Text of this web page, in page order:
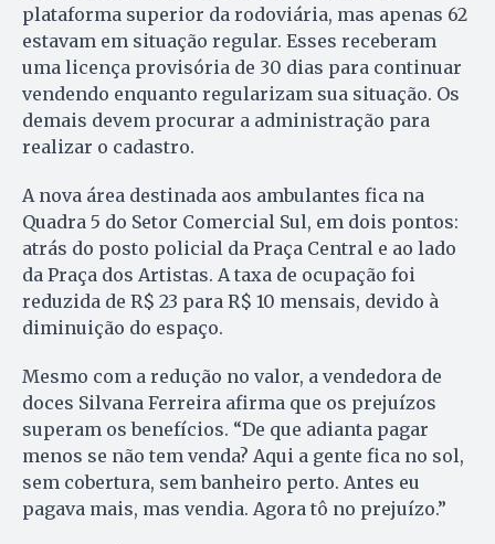
plataforma superior da rodoviária, mas apenas 62
estavam em situação regular. Esses receberam
uma licença provisória de 30 dias para continuar
vendendo enquanto regularizam sua situação. Os
demais devem procurar a administração para
realizar o cadastro.
A nova área destinada aos ambulantes fica na
Quadra 5 do Setor Comercial Sul, em dois pontos:
atrás do posto policial da Praça Central e ao lado
da Praça dos Artistas. A taxa de ocupação foi
reduzida de R$ 23 para R$ 10 mensais, devido à
diminuição do espaço.
Mesmo com a redução no valor, a vendedora de
doces Silvana Ferreira afirma que os prejuízos
superam os benefícios. “De que adianta pagar
menos se não tem venda? Aqui a gente fica no sol,
sem cobertura, sem banheiro perto. Antes eu
pagava mais, mas vendia. Agora tô no prejuízo.”